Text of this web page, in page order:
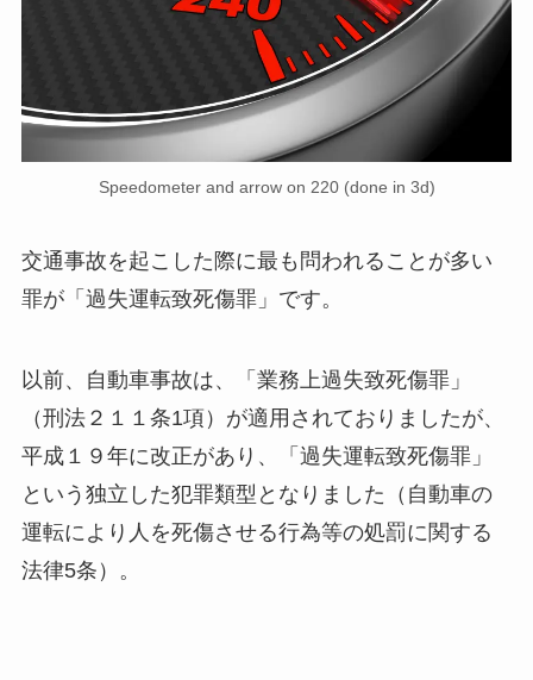
Speedometer and arrow on 220 (done in 3d)
交通事故を起こした際に最も問われることが多い
罪が「過失運転致死傷罪」です。
以前、自動車事故は、「業務上過失致死傷罪」
（刑法２１１条1項）が適用されておりましたが、
平成１９年に改正があり、「過失運転致死傷罪」
という独立した犯罪類型となりました（自動車の
運転により人を死傷させる行為等の処罰に関する
法律5条）。